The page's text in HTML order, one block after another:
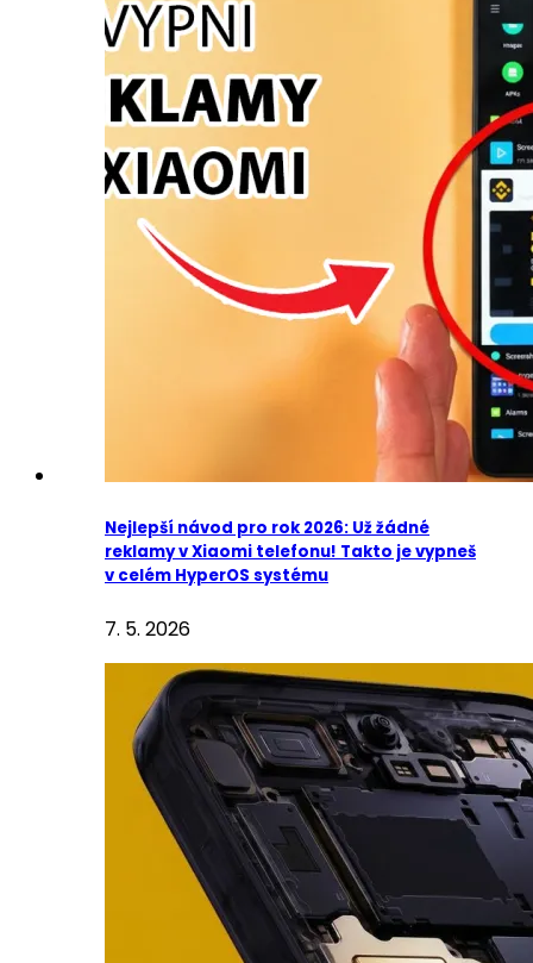
Nejlepší návod pro rok 2026: Už žádné
reklamy v Xiaomi telefonu! Takto je vypneš
v celém HyperOS systému
7. 5. 2026